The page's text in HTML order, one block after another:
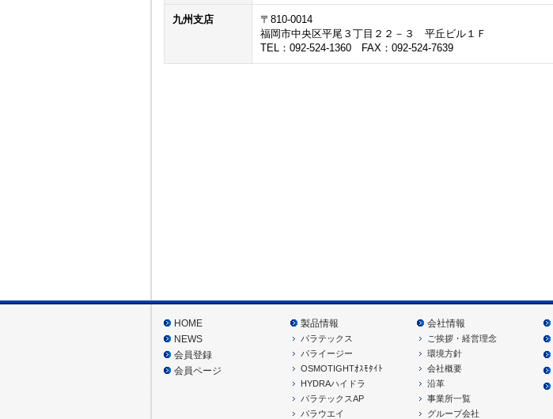
九州支店
〒810-0014
福岡市中央区平尾３丁目２２－３ 平丘ビル１Ｆ
TEL：092-524-1360 FAX：092-524-7639
HOME
NEWS
会員登録
会員ページ
製品情報
パラテックス
パライージー
OSMOTIGHTｵｽﾓﾀｲﾄ
HYDRAハイドラ
パラテックスAP
パラウエイ
会社情報
ご挨拶・経営理念
環境方針
会社概要
沿革
事業所一覧
グループ会社